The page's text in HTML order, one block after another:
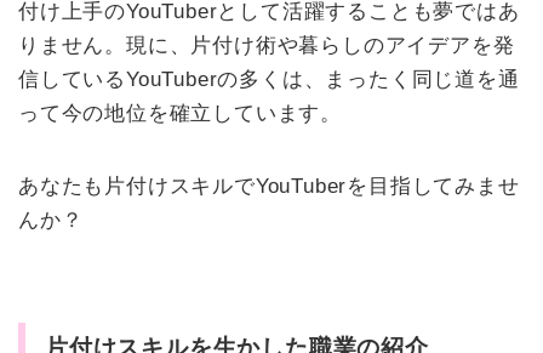
付け上手のYouTuberとして活躍することも夢ではあ
りません。現に、片付け術や暮らしのアイデアを発
信しているYouTuberの多くは、まったく同じ道を通
って今の地位を確立しています。
あなたも片付けスキルでYouTuberを目指してみませ
んか？
片付けスキルを生かした職業の紹介